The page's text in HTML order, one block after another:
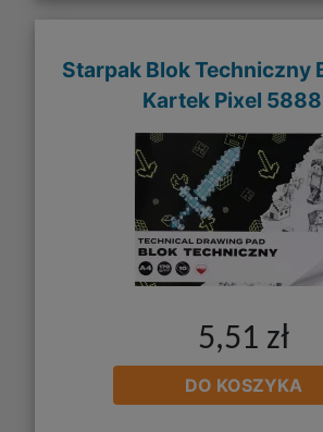
Starpak Blok Techniczny
Kartek Pixel
5,51 zł
DO KOSZYKA